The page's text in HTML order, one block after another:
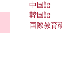
中国語
韓国語
国際教育